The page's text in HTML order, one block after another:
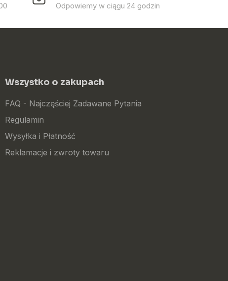
Odpowiemy w ciągu 24 godzin
Wszystko o zakupach
FAQ - Najczęściej Zadawane Pytania
Regulamin
Wysyłka i Płatność
Reklamacje i zwroty towaru